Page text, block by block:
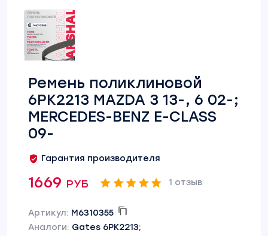
Ремень поликлиновой
6PK2213 MAZDA 3 13-, 6 02-;
MERCEDES-BENZ E-CLASS
09-
Гарантия производителя
1669 руб 1 отзыв
Артикул: M6310355
Аналоги: Gates 6PK2213;